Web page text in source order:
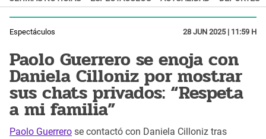
Espectáculos 28 JUN 2025 | 11:59 H
Paolo Guerrero se enoja con
Daniela Cilloniz por mostrar
sus chats privados: “Respeta
a mi familia”
Paolo Guerrero se contactó con Daniela Cilloniz tras